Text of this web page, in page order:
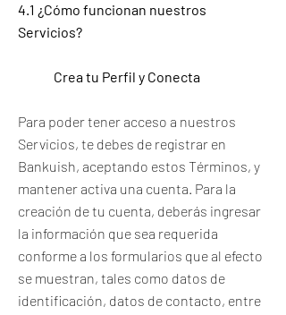
4.1 ¿Cómo funcionan nuestros
Servicios?
Crea tu Perfil y Conecta
Para poder tener acceso a nuestros
Servicios, te debes de registrar en
Bankuish, aceptando estos Términos, y
mantener activa una cuenta. Para la
creación de tu cuenta, deberás ingresar
la información que sea requerida
conforme a los formularios que al efecto
se muestran, tales como datos de
identificación, datos de contacto, entre